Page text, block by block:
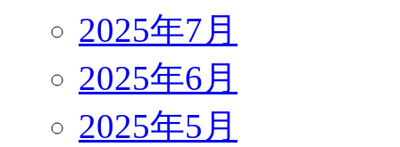
2025年7月
2025年6月
2025年5月